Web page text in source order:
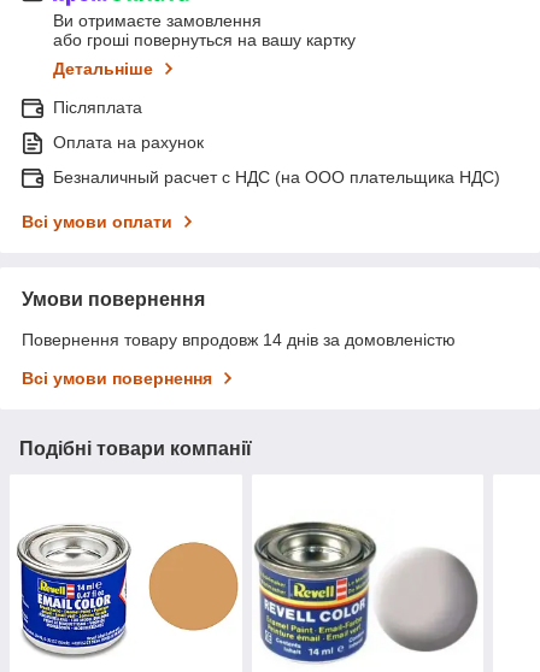
Ви отримаєте замовлення
або гроші повернуться на вашу картку
Детальніше
Післяплата
Оплата на рахунок
Безналичный расчет с НДС (на ООО плательщика НДС)
Всі умови оплати
Умови повернення
Повернення товару впродовж 14 днів за домовленістю
Всі умови повернення
Подібні товари компанії